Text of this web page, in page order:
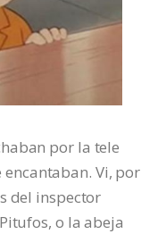
por la tele
Vi, por
del inspector
o la abeja